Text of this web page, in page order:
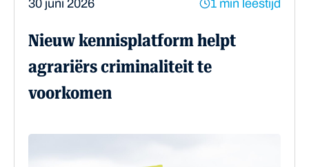
30 juni 2026 1 min leestijd
Nieuw kennisplatform helpt
agrariërs criminaliteit te
voorkomen